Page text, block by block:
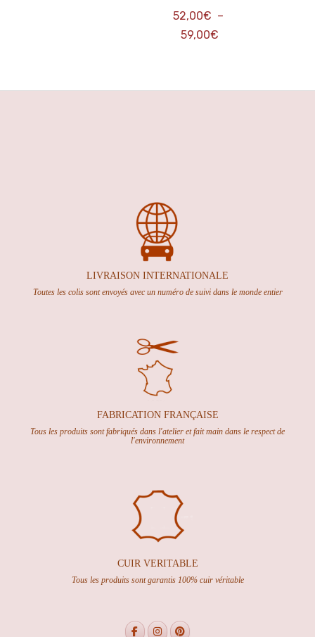
52,00€ –
59,00€Plage
52,00€
LIVRAISON INTERNATIONALE
Toutes les colis sont envoyés avec un numéro de suivi dans le monde entier
FABRICATION FRANÇAISE
Tous les produits sont fabriqués dans l'atelier et fait main dans le respect de
l'environnement
CUIR VERITABLE
Tous les produits sont garantis 100% cuir véritable